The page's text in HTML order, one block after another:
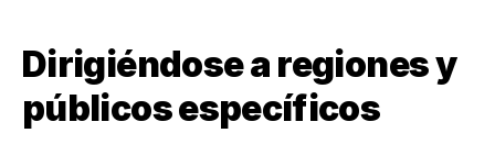
Dirigiéndose a regiones y
públicos específicos